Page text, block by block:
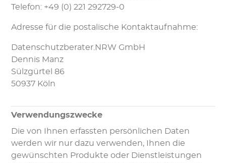
Telefon: +49 (0) 221 292729-0
Adresse für die postalische Kontaktaufnahme:
Datenschutzberater.NRW GmbH
Dennis Manz
Sülzgürtel 86
50937 Köln
Verwendungszwecke
Die von Ihnen erfassten persönlichen Daten
werden wir nur dazu verwenden, Ihnen die
gewünschten Produkte oder Dienstleistungen